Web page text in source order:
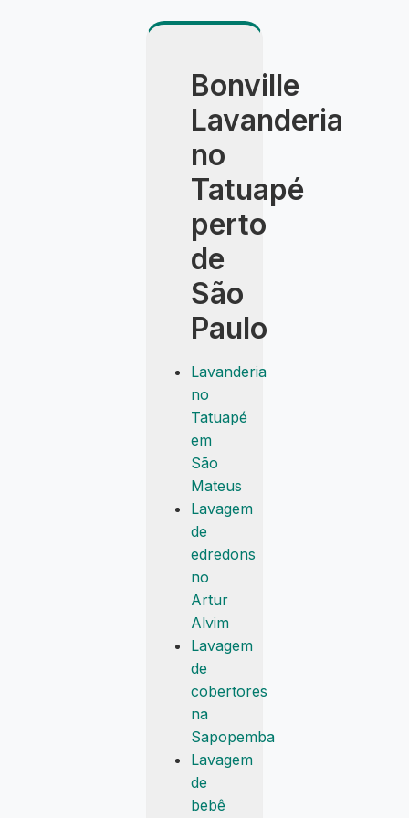
Bonville
Lavanderia
no
Tatuapé
perto
de
São
Paulo
Lavanderia
no
Tatuapé
em
São
Mateus
Lavagem
de
edredons
no
Artur
Alvim
Lavagem
de
cobertores
na
Sapopemba
Lavagem
de
bebê